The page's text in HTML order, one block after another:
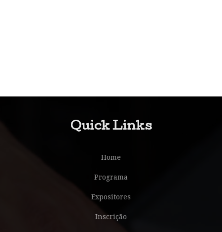
Quick Links
Home
Programa
Expositores
Inscrição